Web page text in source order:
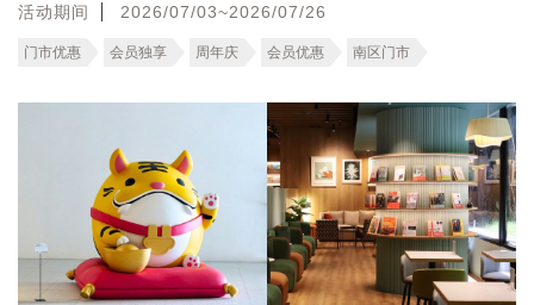
活动期间 2026/07/03~2026/07/26
门市优惠 会员独享 周年庆 会员优惠 南区门市